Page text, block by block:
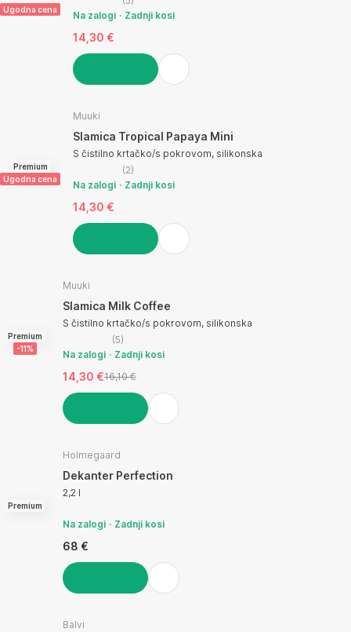
Ugodna cena
Na zalogi
Zadnji kosi
14,30 €
Premium
Ugodna cena
Muuki
Slamica Tropical Papaya Mini
S čistilno krtačko/s pokrovom, silikonska
(2)
Na zalogi
Zadnji kosi
14,30 €
Premium
-11%
Muuki
Slamica Milk Coffee
S čistilno krtačko/s pokrovom, silikonska
(5)
Na zalogi
Zadnji kosi
14,30 €16,10 €
Premium
Holmegaard
Dekanter Perfection
2,2 l
Na zalogi Zadnji kosi
68 €
Balvi